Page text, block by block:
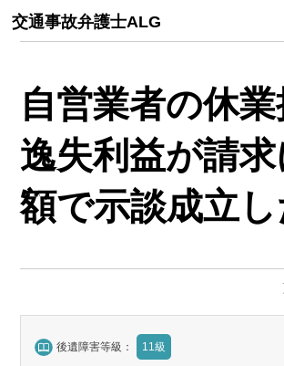
交通事故弁護士ALG
自営業者の休業
逸失利益が請
額で示談成立し
後遺障害等級： 11級